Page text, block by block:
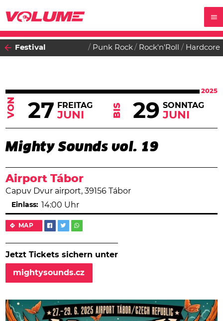
Festival Punk Rock Rock'n'Roll Hardcore
2025
VON 27 FREITAG
JUNI BIS 29 SONNTAG
JUNI
Mighty Sounds vol. 19
Airport Tábor
Capuv Dvur airport, 39156 Tábor
MAP
Jetzt Tickets sichern unter
mightysounds.cz
Einlass: 14:00 Uhr